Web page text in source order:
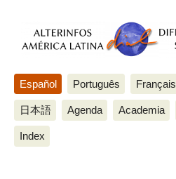
Español Português Français
日本語 Agenda Academia
Index